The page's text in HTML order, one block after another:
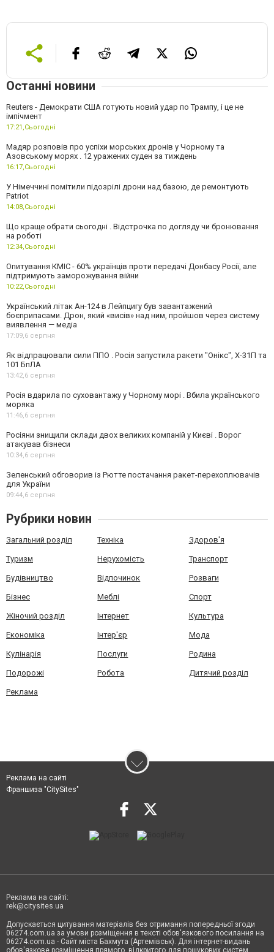
Останні новини
Reuters - Демократи США готують новий удар по Трампу, і це не
імпічмент
17:21,Сьогодні
Мадяр розповів про успіхи морських дронів у Чорному та
Азовському морях . 12 уражених суден за тиждень
16:17,Сьогодні
У Німеччині помітили підозрілі дрони над базою, де ремонтують
Patriot
14:08,Сьогодні
Що краще обрати сьогодні . Відстрочка по догляду чи бронювання
на роботі
12:34,Сьогодні
Опитування КМІС - 60% українців проти передачі Донбасу Росії, але
підтримують заморожування війни
10:22,Сьогодні
Український літак Ан-124 в Лейпцигу був завантажений
боєприпасами. Дрон, який «висів» над ним, пройшов через систему
виявлення — медіа
17:09,6 серпня
Як відпрацювали сили ППО . Росія запустила ракети "Онікс", Х-31П та
101 БпЛА
13:42,6 серпня
Росія вдарила по суховантажу у Чорному морі . Вбила українського
моряка
11:46,6 серпня
Росіяни знищили склади двох великих компаній у Києві . Ворог
атакував бізнеси
10:34,6 серпня
Зеленський обговорив із Рютте постачання ракет-перехоплювачів
для України
09:44,6 серпня
Рубрики новин
Загальний розділ Техніка Здоров'я
Туризм Нерухомість Транспорт
Будівництво Відпочинок Розваги
Бізнес Меблі Спорт
Жіночий розділ Інтернет Культура
Економіка Інтер'єр Мода
Кулінарія Послуги Родина
Подорожі Робота Дитячий розділ
Реклама
Реклама на сайті
Франшиза "CitySites"
Реклама на сайті:
rek@citysites.ua
Допускається цитування матеріалів без отримання попередньої згоди
06274.com.ua за умови розміщення в тексті обов'язкового посилання на
06274.com.ua - Сайт міста Бахмута (Артемівськ). Для інтернет-видань
обов'язкове розміщення прямого, відкритого для пошукових систем